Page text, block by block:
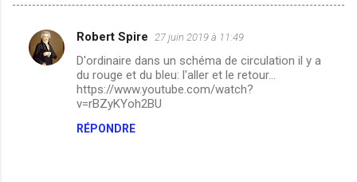
C
o
Robert Spire 27 juin 2019 à 11:49
D'ordinaire dans un schéma de circulation il y a
du rouge et du bleu: l'aller et le retour...
https://www.youtube.com/watch?
v=rBZyKYoh2BU
RÉPONDRE